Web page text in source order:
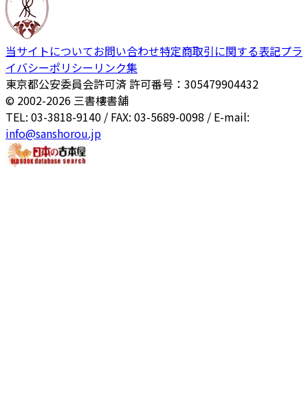
当サイトについてお問い合わせ特定商取引に関する表記プラ
イバシーポリシー リンク集
東京都公安委員会許可済 許可番号：305479904432
© 2002-2026 三書樓書舗
TEL: 03-3818-9140 / FAX: 03-5689-0098 / E-mail:
info@sanshorou.jp